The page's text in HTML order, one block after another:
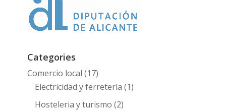
Categories
Comercio local (17)
Electricidad y ferretería (1)
Hosteleria y turismo (2)